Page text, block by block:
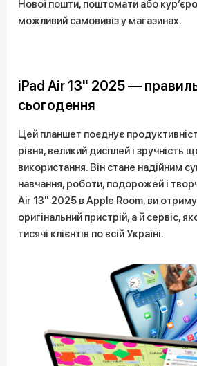
Нової пошти, поштомати або
можливий самовивіз у магазинах.
iPad Air 13" 2025 —
сьогодення
Цей планшет поєднує
рівня, великий дисплей і зручність
використання. Він стане надійним
навчання, роботи, подорожей і
Air 13" 2025 в Apple Room, ви
оригінальний пристрій, а й сервіс,
тисячі клієнтів по всій Україні.